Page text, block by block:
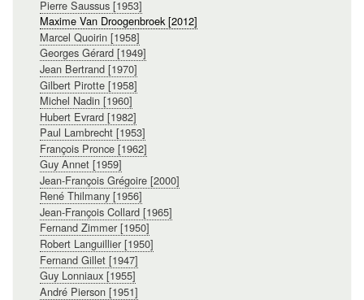
Pierre Saussus [1953]
Maxime Van Droogenbroek [2012]
Marcel Quoirin [1958]
Georges Gérard [1949]
Jean Bertrand [1970]
Gilbert Pirotte [1958]
Michel Nadin [1960]
Hubert Evrard [1982]
Paul Lambrecht [1953]
François Pronce [1962]
Guy Annet [1959]
Jean-François Grégoire [2000]
René Thilmany [1956]
Jean-François Collard [1965]
Fernand Zimmer [1950]
Robert Languillier [1950]
Fernand Gillet [1947]
Guy Lonniaux [1955]
André Pierson [1951]